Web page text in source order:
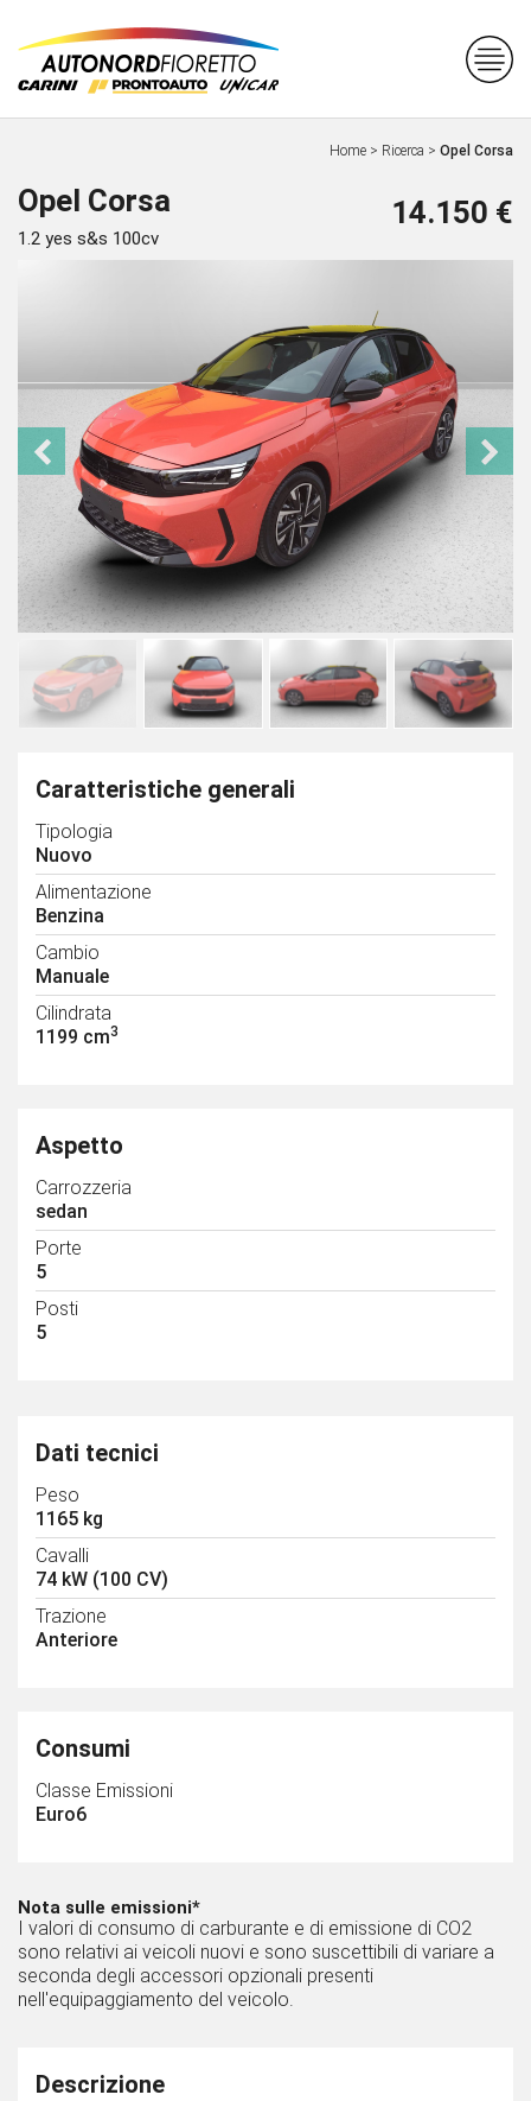
Home > Ricerca > Opel Corsa
Opel Corsa
1.2 yes s&s 100cv
14.150 €
Caratteristiche generali
Tipologia
Nuovo
Alimentazione
Benzina
Cambio
Manuale
Cilindrata
1199 cm3
Aspetto
Carrozzeria
sedan
Porte
5
Posti
5
Dati tecnici
Peso
1165 kg
Cavalli
74 kW (100 CV)
Trazione
Anteriore
Consumi
Classe Emissioni
Euro6
Nota sulle emissioni*
I valori di consumo di carburante e di emissione di CO2
sono relativi ai veicoli nuovi e sono suscettibili di variare a
seconda degli accessori opzionali presenti
nell'equipaggiamento del veicolo.
Descrizione